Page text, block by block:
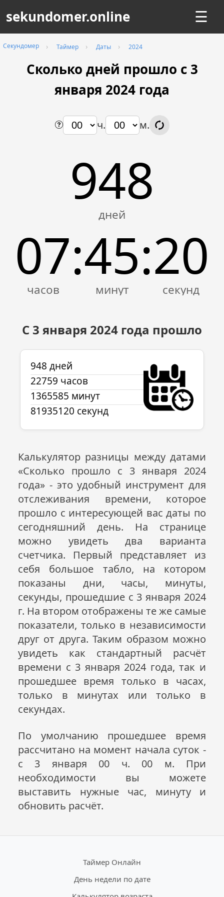
sekundomer.online ☰
Секундомер Таймер Даты 2024
Сколько дней прошло с 3
января 2024 года
ч. м.
948
07:45:20
С 3 января 2024 года прошло
948 дней
22759 часов
1365585 минут
81935120 секунд
Калькулятор разницы между датами
«Сколько прошло с 3 января 2024
года» - это удобный инструмент для
отслеживания времени, которое
прошло с интересующей вас даты по
сегодняшний день. На странице
можно увидеть два варианта
счетчика. Первый представляет из
себя большое табло, на котором
показаны дни, часы, минуты,
секунды, прошедшие с 3 января 2024
г. На втором отображены те же самые
показатели, только в независимости
друг от друга. Таким образом можно
увидеть как стандартный расчёт
времени с 3 января 2024 года, так и
прошедшее время только в часах,
только в минутах или только в
секундах.
По умолчанию прошедшее время
рассчитано на момент начала суток -
с 3 января 00 ч. 00 м. При
необходимости вы можете
выставить нужные час, минуту и
обновить расчёт.
Таймер Онлайн
День недели по дате